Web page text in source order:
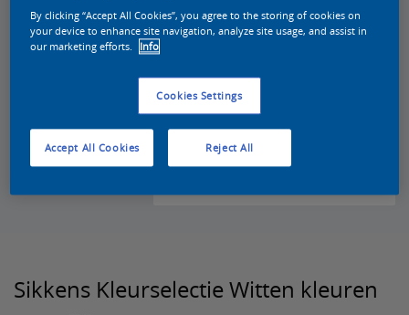
Sikkens Kleurselectie Witten kleuren
By clicking “Accept All Cookies”, you agree to the storing of cookies on
your device to enhance site navigation, analyze site usage, and assist in
our marketing efforts.
Info
Cookies Settings
Reject All
Accept All Cookies